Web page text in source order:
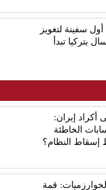
سفينة لتغويز
بتركيا تبدأ
أكراد إيران:
الخاطئة
إسقاط النظام؟
قمة